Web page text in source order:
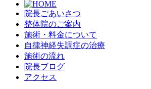
院長ごあいさつ
整体院のご案内
施術・料金について
自律神経失調症の治療
施術の流れ
院長ブログ
アクセス